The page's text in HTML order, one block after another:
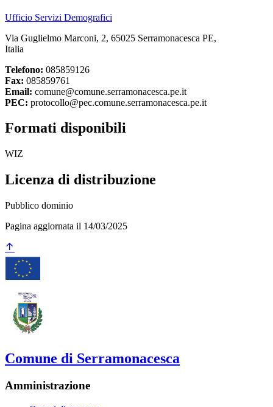
Ufficio Servizi Demografici
Via Guglielmo Marconi, 2, 65025 Serramonacesca PE,
Italia
Telefono: 085859126
Fax: 085859761
Email: comune@comune.serramonacesca.pe.it
PEC: protocollo@pec.comune.serramonacesca.pe.it
Formati disponibili
WIZ
Licenza di distribuzione
Pubblico dominio
Pagina aggiornata il 14/03/2025
Comune di Serramonacesca
Amministrazione